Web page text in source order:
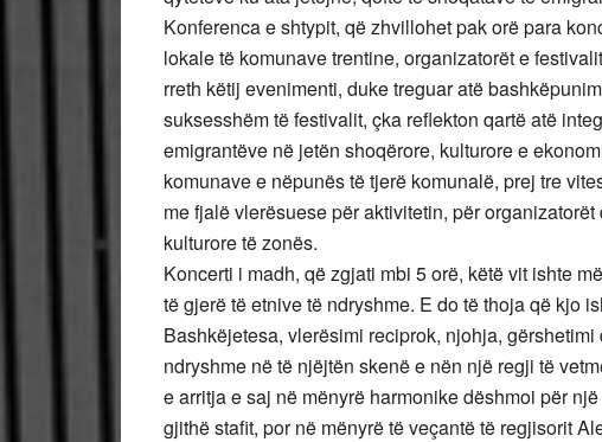
Konferenca e shtypit, që zhvillohet pak orë para
lokale të komunave trentine, organizatorët e
rreth këtij evenimenti, duke treguar atë
suksesshëm të festivalit, çka reflekton qartë atë
emigrantëve në jetën shoqërore, kulturore e
komunave e nëpunës të tjerë komunalë, prej tre
me fjalë vlerësuese për aktivitetin, për
kulturore të zonës.
Koncerti i madh, që zgjati mbi 5 orë, këtë vit ishte
të gjerë të etnive të ndryshme. E do të thoja që kjo
Bashkëjetesa, vlerësimi reciprok, njohja,
ndryshme në të njëjtën skenë e nën një regji të
e arritja e saj në mënyrë harmonike dëshmoi për
gjithë stafit, por në mënyrë të veçantë të regjisorit